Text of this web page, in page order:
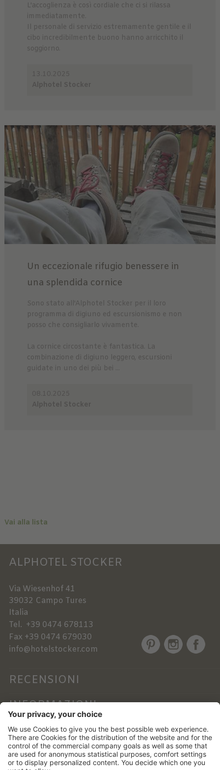
L'accoglienza è così cordiale che ci si rilassa
immediatamente.
Il personale di servizio estremamente gentile e il
cibo incredibilmente buono hanno arricchito il
soggiorno.
Un eccezionale rifugio benessere in
una splendida cornice
Sono stato all'Alphotel Stocker per il loro
programma di digiuno ed escursionismo e non
posso che consigliarlo vivamente.
La cornice circostante è fantastica. La
combinazione di digiuno leggero, escursioni
guidate in uno dei più bei ...
Vai alla lista
ALPHOTEL STOCKER
Via Wiesenhof 41
39032 Campo Tures
Italia
Tel. +39 0474 678113
Fax +39 0474 679030
info@hotelstocker.com
RECENSIONI
INFORMAZIONI
NEWSLETTER